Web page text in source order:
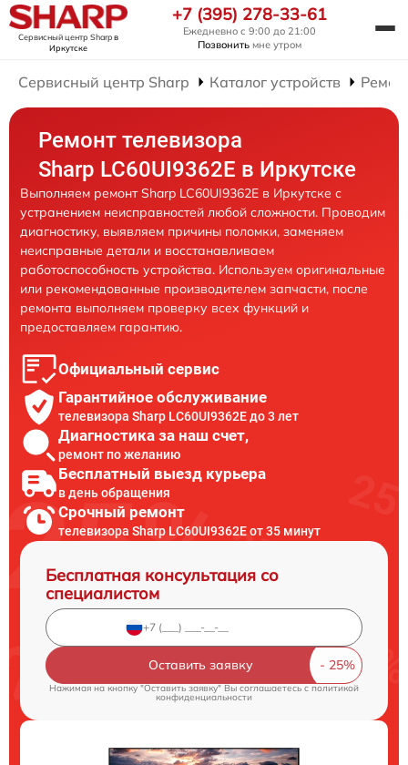
Сервисный центр Sharpв
Иркутске
+7 (395) 278-33-61
Ежедневно с 9:00 до 21:00
Позвонить мне утром
Сервисный центр Sharp Каталог устройств
Ремонт телевизора
Sharp LC60UI9362E в Иркутске
Выполняем ремонт Sharp LC60UI9362E в Иркутске с
устранением неисправностей любой сложности. Проводим
диагностику, выявляем причины поломки, заменяем
неисправные детали и восстанавливаем
работоспособность устройства. Используем оригинальные
или рекомендованные производителем запчасти, после
ремонта выполняем проверку всех функций и
предоставляем гарантию.
Официальный сервис
Гарантийное обслуживание
телевизора Sharp LC60UI9362E до 3 лет
Диагностика за наш счет,
ремонт по желанию
Бесплатный выезд курьера
в день обращения
Срочный ремонт
телевизора Sharp LC60UI9362E от 35 минут
Бесплатная консультация со
специалистом
Оставить заявку
Нажимая на кнопку "Оставить заявку" Вы соглашаетесь cполитикой
конфиденциальности